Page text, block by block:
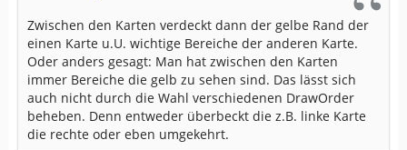
Zwischen den Karten verdeckt dann der gelbe Rand der
einen Karte u.U. wichtige Bereiche der anderen Karte.
Oder anders gesagt: Man hat zwischen den Karten
immer Bereiche die gelb zu sehen sind. Das lässt sich
auch nicht durch die Wahl verschiedenen DrawOrder
beheben. Denn entweder überbeckt die z.B. linke Karte
die rechte oder eben umgekehrt.